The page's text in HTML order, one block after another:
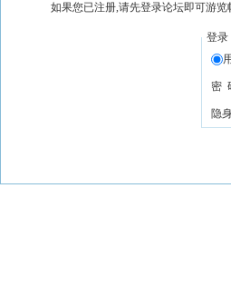
如果您已注册,请先登录论坛即可游览
登录
密
隐